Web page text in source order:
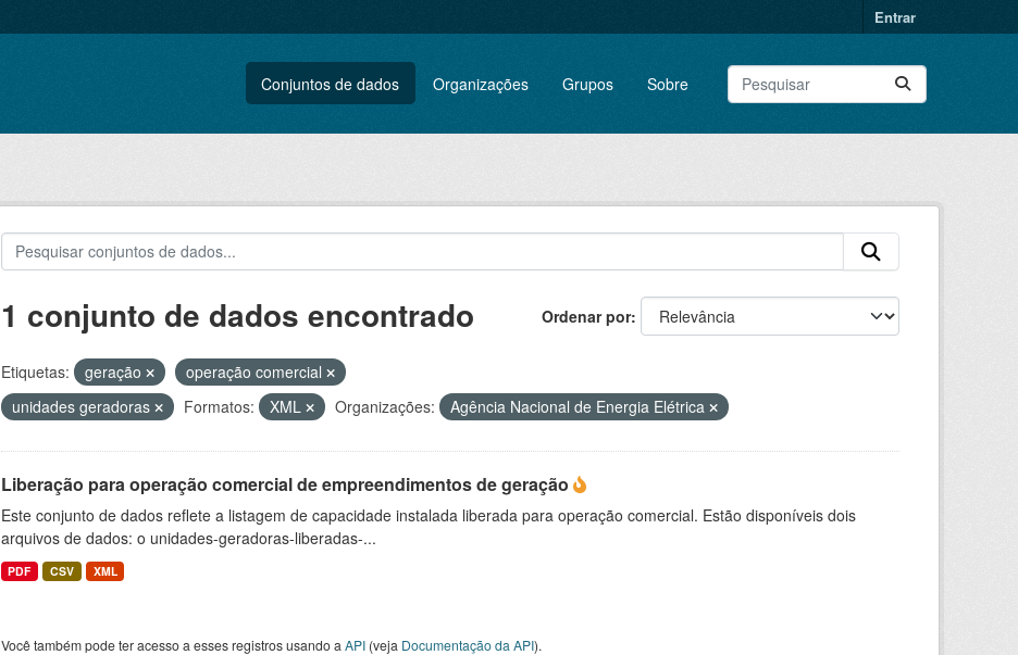
Entrar
Conjuntos de dados Organizações Grupos Sobre
Ordenar por
1 conjunto de dados encontrado
Etiquetas: geração
operação comercial
unidades geradoras
Formatos: XML Organizações: Agência Nacional de Energia Elétrica
Liberação para operação comercial de empreendimentos de geração
Este conjunto de dados reflete a listagem de capacidade instalada liberada para operação comercial. Estão disponíveis dois
arquivos de dados: o unidades-geradoras-liberadas-...
PDF CSV XML
Você também pode ter acesso a esses registros usando a API(veja Documentação da API).